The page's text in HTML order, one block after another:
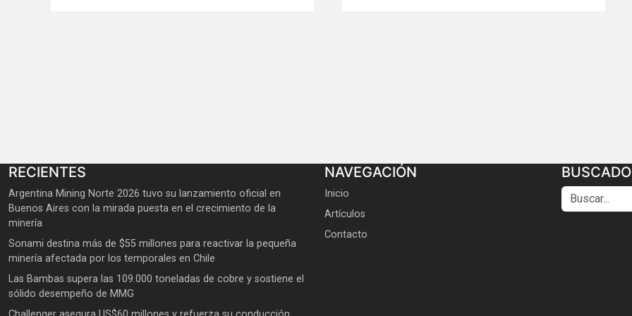
Buscar...
NAVEGACIÓN
Inicio
Artículos
Contacto
RECIENTES
Argentina Mining Norte 2026 tuvo su lanzamiento oficial en
Buenos Aires con la mirada puesta en el crecimiento de la
minería
Sonami destina más de $55 millones para reactivar la pequeña
minería afectada por los temporales en Chile
Las Bambas supera las 109.000 toneladas de cobre y sostiene el
sólido desempeño de MMG